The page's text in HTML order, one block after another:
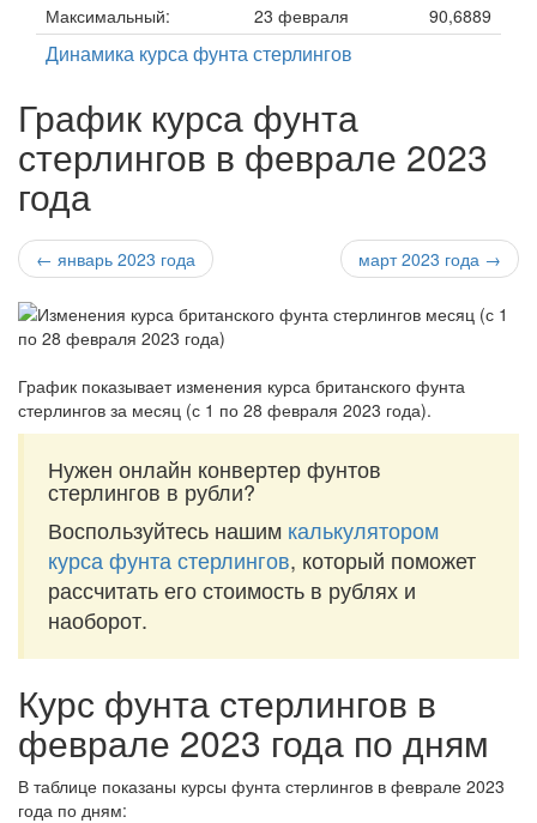
Максимальный:
23 февраля 90,6889
Динамика курса фунта стерлингов
График курса фунта
стерлингов в феврале 2023
года
← январь 2023 года март 2023 года →
График показывает изменения курса британского фунта
стерлингов за месяц (с 1 по 28 февраля 2023 года).
Нужен онлайн конвертер фунтов
стерлингов в рубли?
Воспользуйтесь нашим калькулятором
курса фунта стерлингов, который поможет
рассчитать его стоимость в рублях и
наоборот.
Курс фунта стерлингов в
феврале 2023 года по дням
В таблице показаны курсы фунта стерлингов в феврале 2023
года по дням: